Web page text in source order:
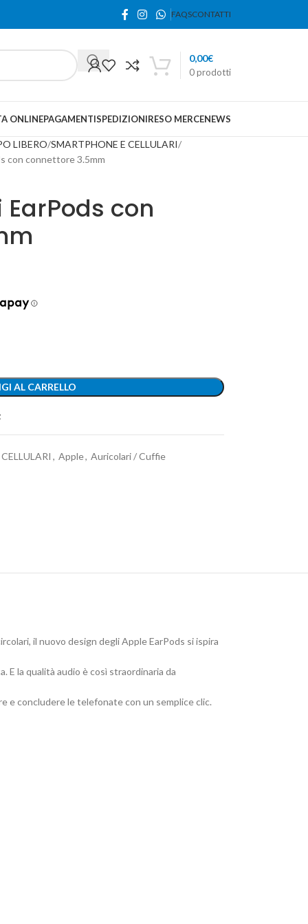
FAQSCONTATTI
0prodotti
0,00€
ONLINEPAGAMENTISPEDIZIONIRESO MERCENEWS
LIBERO SMARTPHONE E CELLULARI
con connettore 3.5mm
con
AL CARRELLO
, Apple, Auricolari / Cuffie
il nuovo design degli Apple EarPods si ispira
E la qualità audio è così straordinaria da
e concludere le telefonate con un semplice clic.